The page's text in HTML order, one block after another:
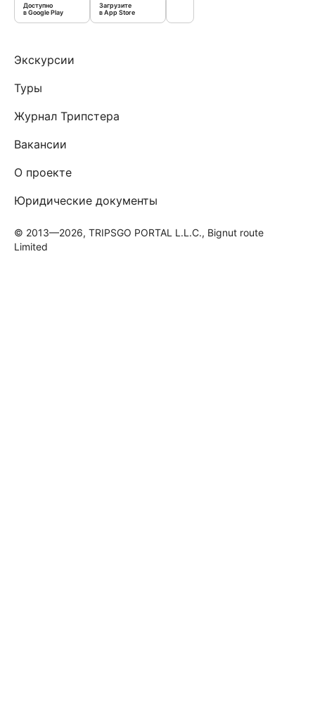
Доступно
в Google Play
Загрузите
в App Store
Экскурсии
Туры
Журнал Трипстера
Вакансии
О проекте
Юридические документы
© 2013—2026, TRIPSGO PORTAL L.L.C., Bignut route
Limited